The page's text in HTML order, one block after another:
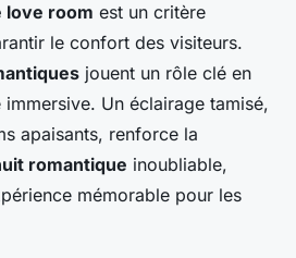
love room est un critère
le confort des visiteurs.
jouent un rôle clé en
Un éclairage tamisé,
apaisants, renforce la
romantique inoubliable,
mémorable pour les